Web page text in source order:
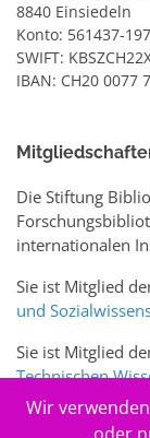
8840 Einsiedeln
Konto: 561437-
SWIFT:
IBAN: CH20 0077
Die Stiftung
internationalen
Sie ist Mitglied
und
Sie ist Mitglied
Technischen
Sie ist zudem
Wir